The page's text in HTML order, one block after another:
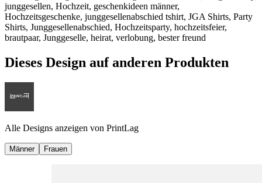
junggesellen, Hochzeit, geschenkideen männer,
Hochzeitsgeschenke, junggesellenabschied tshirt, JGA Shirts, Party
Shirts, Junggesellenabschied, Hochzeitsparty, hochzeitsfeier,
brautpaar, Junggeselle, heirat, verlobung, bester freund
Dieses Design auf anderen Produkten
Alle Designs anzeigen von PrintLag
Männer Frauen